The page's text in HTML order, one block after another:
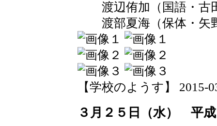
渡辺侑加（国語・古
渡部夏海（保体・矢
【学校のようす】 2015-
３月２５日（水） 平